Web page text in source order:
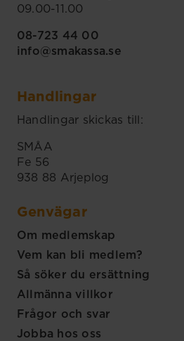
09.00-11.00
08-723 44 00
info@smakassa.se
Handlingar
Handlingar skickas till:
SMÅA
Fe 56
938 88 Arjeplog
Genvägar
Om medlemskap
Vem kan bli medlem?
Så söker du ersättning
Allmänna villkor
Frågor och svar
Jobba hos oss